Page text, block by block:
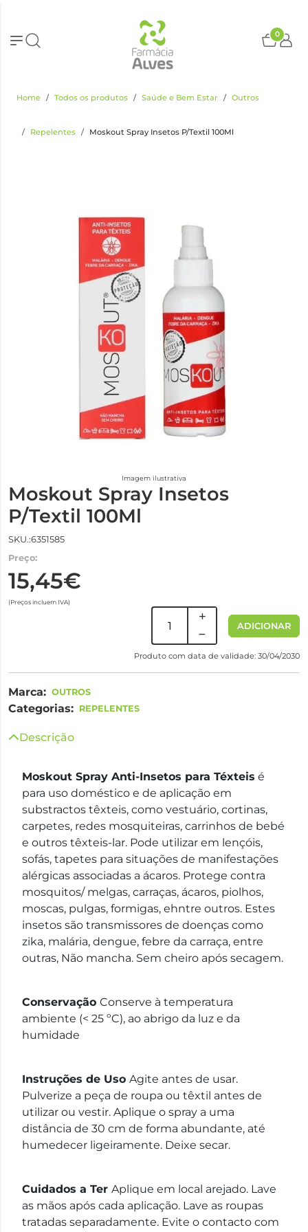
0
Home Todos os produtos Saúde e Bem Estar Outros
Repelentes Moskout Spray Insetos P/Textil 100Ml
Imagem ilustrativa
Moskout Spray Insetos
P/Textil 100Ml
SKU.:6351585
Preço:
15,45€
(Preços incluem IVA)
ADICIONAR
Produto com data de validade: 30/04/2030
Marca: OUTROS
Categorias: REPELENTES
Descrição
Moskout Spray Anti-Insetos para Téxteis é
para uso doméstico e de aplicação em
substractos têxteis, como vestuário, cortinas,
carpetes, redes mosquiteiras, carrinhos de bebé
e outros têxteis-lar. Pode utilizar em lençóis,
sofás, tapetes para situações de manifestações
alérgicas associadas a ácaros. Protege contra
mosquitos/ melgas, carraças, ácaros, piolhos,
moscas, pulgas, formigas, ehntre outros. Estes
insetos são transmissores de doenças como
zika, malária, dengue, febre da carraça, entre
outras, Não mancha. Sem cheiro após secagem.
Conservação Conserve à temperatura
ambiente (< 25 ºC), ao abrigo da luz e da
humidade
Instruções de Uso Agite antes de usar.
Pulverize a peça de roupa ou têxtil antes de
utilizar ou vestir. Aplique o spray a uma
distância de 30 cm de forma abundante, até
humedecer ligeiramente. Deixe secar.
Cuidados a Ter Aplique em local arejado. Lave
as mãos após cada aplicação. Lave as roupas
tratadas separadamente. Evite o contacto com